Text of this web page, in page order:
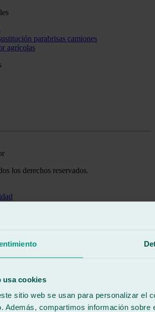
usa cookies
sitio web se usan para personalizar el
Además, compartimos información
parabrisas camiones
agrícolas
los derechos reservados.